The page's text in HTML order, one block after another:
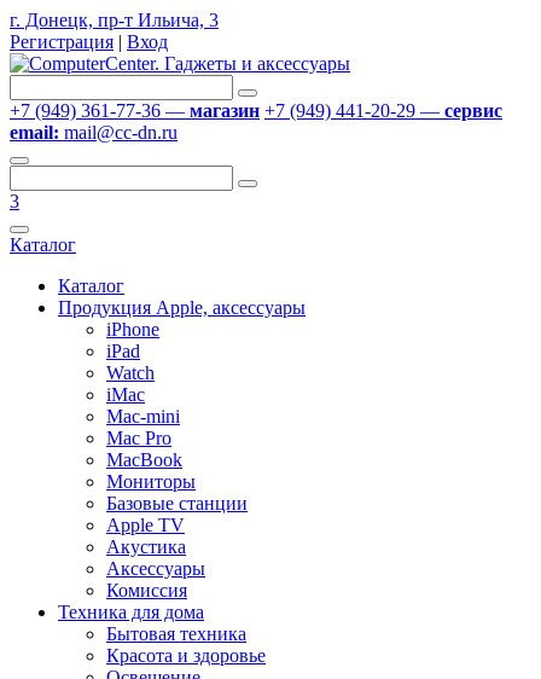
г. Донецк, пр-т Ильича, 3
Регистрация | Вход
+7 (949) 361-77-36 — магазин +7 (949) 441-20-29 — сервис
email: mail@cc-dn.ru
3
Каталог
Каталог
Продукция Apple, аксессуары
iPhone
iPad
Watch
iMac
Mac-mini
Mac Pro
MacBook
Мониторы
Базовые станции
Apple TV
Акустика
Аксессуары
Комиссия
Техника для дома
Бытовая техника
Красота и здоровье